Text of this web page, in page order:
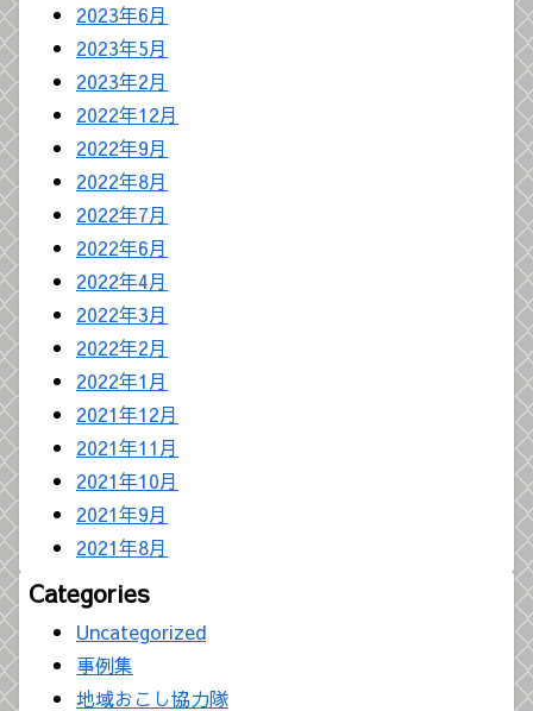
2023年6月
2023年5月
2023年2月
2022年12月
2022年9月
2022年8月
2022年7月
2022年6月
2022年4月
2022年3月
2022年2月
2022年1月
2021年12月
2021年11月
2021年10月
2021年9月
2021年8月
Categories
Uncategorized
事例集
地域おこし協力隊